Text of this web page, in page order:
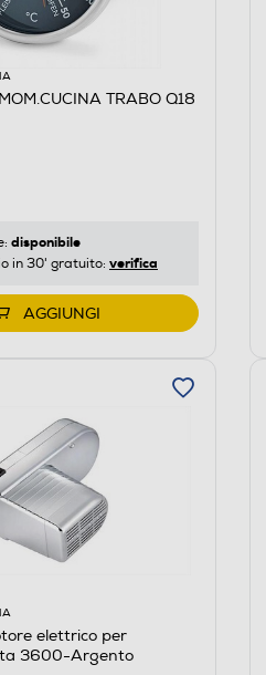
TRABO Q18
disponibile
in 30' gratuito: verifica
AGGIUNGI
elettrico per
3600-Argento